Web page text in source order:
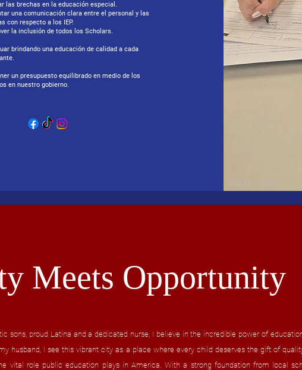
las brechas en la educación especial.
una comunicación clara entre el personal y las
con respecto a los IEP.
la inclusión de todos los Scholars.
brindando una educación de calidad a cada
un presupuesto equilibrado en medio de los
en nuestro gobierno.
Meets Opportunity
sons, proud Latina and a dedicated nurse, I believe in the incredible power of
husband, I see this vibrant city as a place where every child deserves the gift of
vital role public education plays in America. With a strong foundation from local